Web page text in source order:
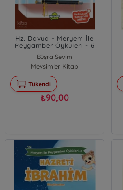
Hz. Davud - Meryem İle
Peygamber Öyküleri - 6
Büşra Sevim
Mevsimler Kitap
Tükendi
₺90,00